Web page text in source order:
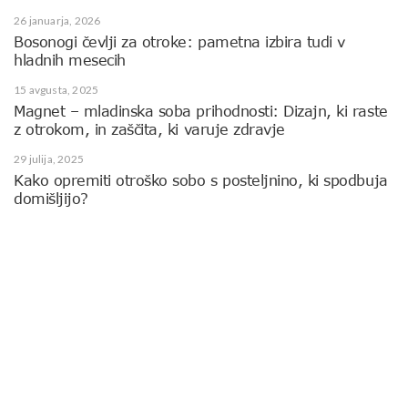
26 januarja, 2026
Bosonogi čevlji za otroke: pametna izbira tudi v
hladnih mesecih
15 avgusta, 2025
Magnet – mladinska soba prihodnosti: Dizajn, ki raste
z otrokom, in zaščita, ki varuje zdravje
29 julija, 2025
Kako opremiti otroško sobo s posteljnino, ki spodbuja
domišljijo?